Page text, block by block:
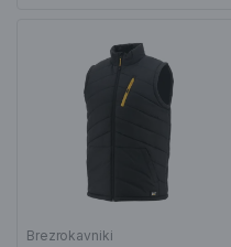
Brezrokavniki